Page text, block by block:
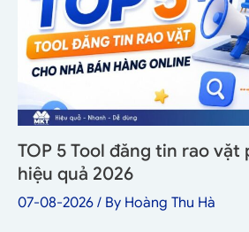
TOP 5 Tool đăng tin rao vặt
hiệu quả 2026
07-08-2026 / By Hoàng Thu Hà